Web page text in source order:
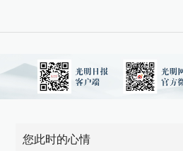
您此时的心情